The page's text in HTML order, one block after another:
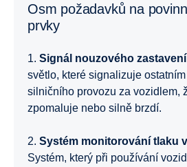
Osm požadavků na povinné bezpečnostní
prvky
1. Signál nouzového
světlo, které signalizuje
silničního provozu za vozidlem,
zpomaluje nebo silně brzdí.
2. Systém monitorování tlaku
Systém, který při používání